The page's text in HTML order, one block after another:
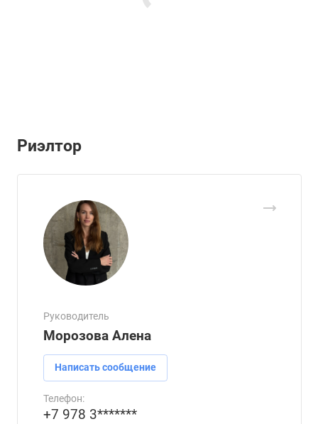
Риэлтор
Руководитель
Морозова Алена
Написать сообщение
Телефон:
+7 978 3*******